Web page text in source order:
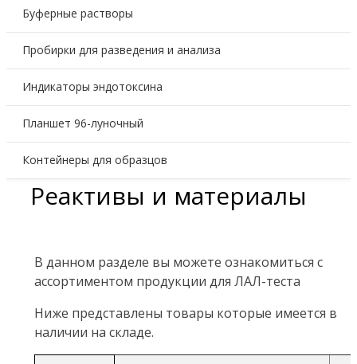
Буферные растворы
Пробирки для разведения и анализа
Индикаторы эндотоксина
Планшет 96-луночный
Контейнеры для образцов
Реактивы и материалы
В данном разделе вы можете ознакомиться с
ассортиментом продукции для ЛАЛ-теста
Ниже представлены товары которые имеется в
наличии на складе.